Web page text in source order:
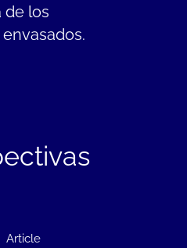
de los
Article